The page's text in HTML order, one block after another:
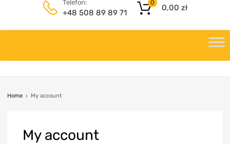
Telefon:
+48 508 89 89 71
0,00 zł
0
Home My account
Myaccount